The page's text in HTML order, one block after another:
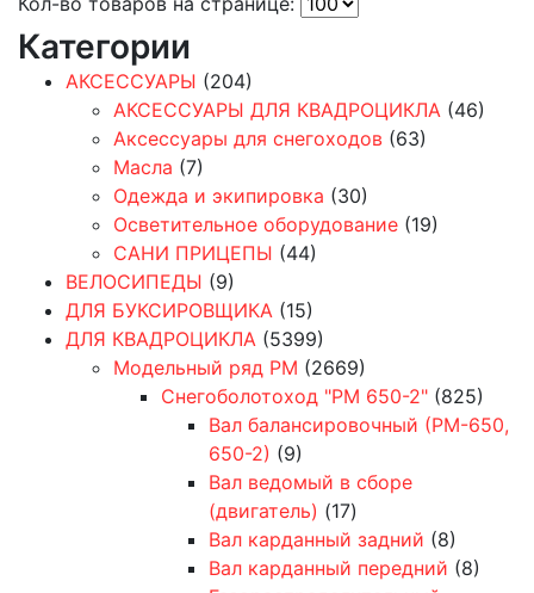
Категории
АКСЕССУАРЫ (204)
АКСЕССУАРЫ ДЛЯ КВАДРОЦИКЛА (46)
Аксессуары для снегоходов (63)
Масла (7)
Одежда и экипировка (30)
Осветительное оборудование (19)
САНИ ПРИЦЕПЫ (44)
ВЕЛОСИПЕДЫ (9)
ДЛЯ БУКСИРОВЩИКА (15)
ДЛЯ КВАДРОЦИКЛА (5399)
Модельный ряд РМ (2669)
Снегоболотоход "РМ 650-2" (825)
Вал балансировочный (РМ-650,
650-2) (9)
Вал ведомый в сборе
(двигатель) (17)
Вал карданный задний (8)
Вал карданный передний (8)